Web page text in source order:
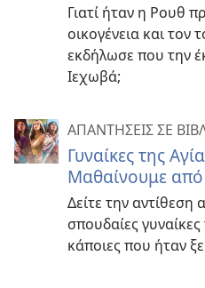
Γιατί ήταν η Ρουθ
οικογένεια και τον
εκδήλωσε που την
Ιεχωβά;
ΑΠΑΝΤΗΣΕΙΣ ΣΕ
Γυναίκες της
Μαθαίνουμε από
Δείτε την αντίθεση
σπουδαίες
κάποιες που ήταν